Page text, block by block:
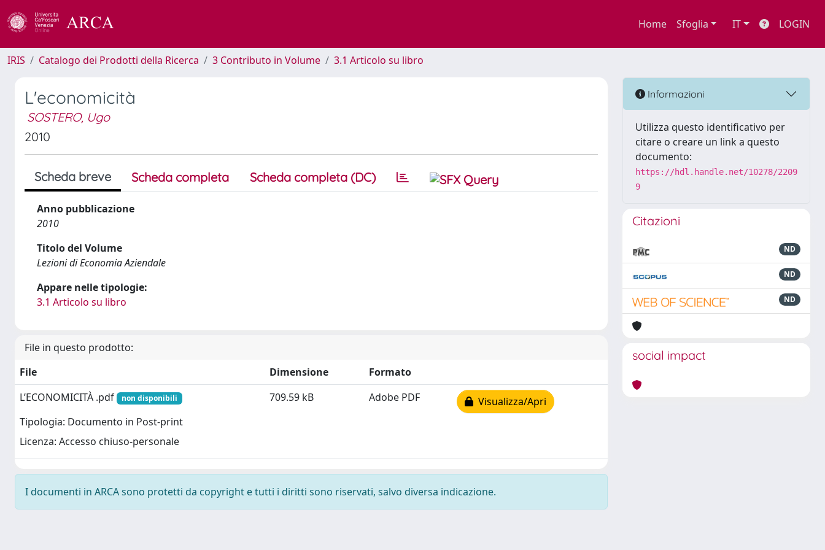
Home Sfoglia IT LOGIN
IRIS Catalogo dei Prodotti della Ricerca 3 Contributo in Volume 3.1 Articolo su libro
L'economicità
SOSTERO, Ugo
2010
Scheda breve Scheda completa Scheda completa (DC)
Anno pubblicazione
2010
Titolo del Volume
Lezioni di Economia Aziendale
Appare nelle tipologie:
3.1 Articolo su libro
File in questo prodotto:
File
Dimensione
Formato
L’ECONOMICITÀ .pdf
non disponibili
Tipologia: Documento in Post-print
Licenza: Accesso chiuso-personale
709.59 kB Adobe PDF Visualizza/Apri
I documenti in ARCA sono protetti da copyright e tutti i diritti sono riservati, salvo diversa indicazione.
Informazioni
Utilizza questo identificativo per
citare o creare un link a questo
documento:
https://hdl.handle.net/10278/2209
9
Citazioni
ND
ND
ND
social impact